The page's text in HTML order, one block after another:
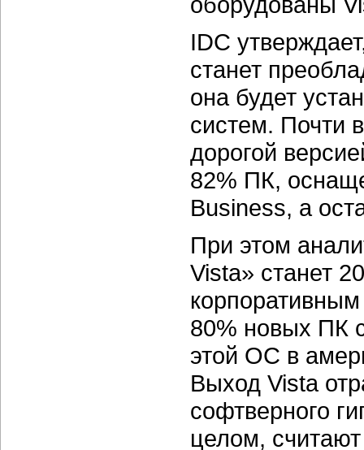
IDC
станет
она будет
систем. Почти
дорогой
82% ПК,
Business, а
При этом
Vista» станет
80% новых ПК
этой ОС в
Выход Vista
софтверного
целом,